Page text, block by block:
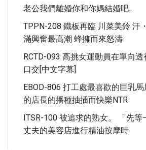
老公我們離婚你和你媽結婚吧..
TPPN-208 鐵板再臨 川菜美鈴 汗
滿興奮最高潮 蜂擁而來怒濤
RCTD-093 高挑女運動員在單向
口交[中文字幕]
EBOD-806 打工處最喜歡的巨乳
的店長的播種抽插而快樂NTR
ITSR-100 被追求的熟女。 「先等
丈夫的美容店進行精油按摩時